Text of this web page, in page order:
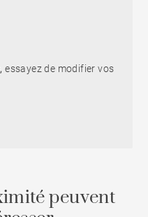
essayez de modifier vos
peuvent